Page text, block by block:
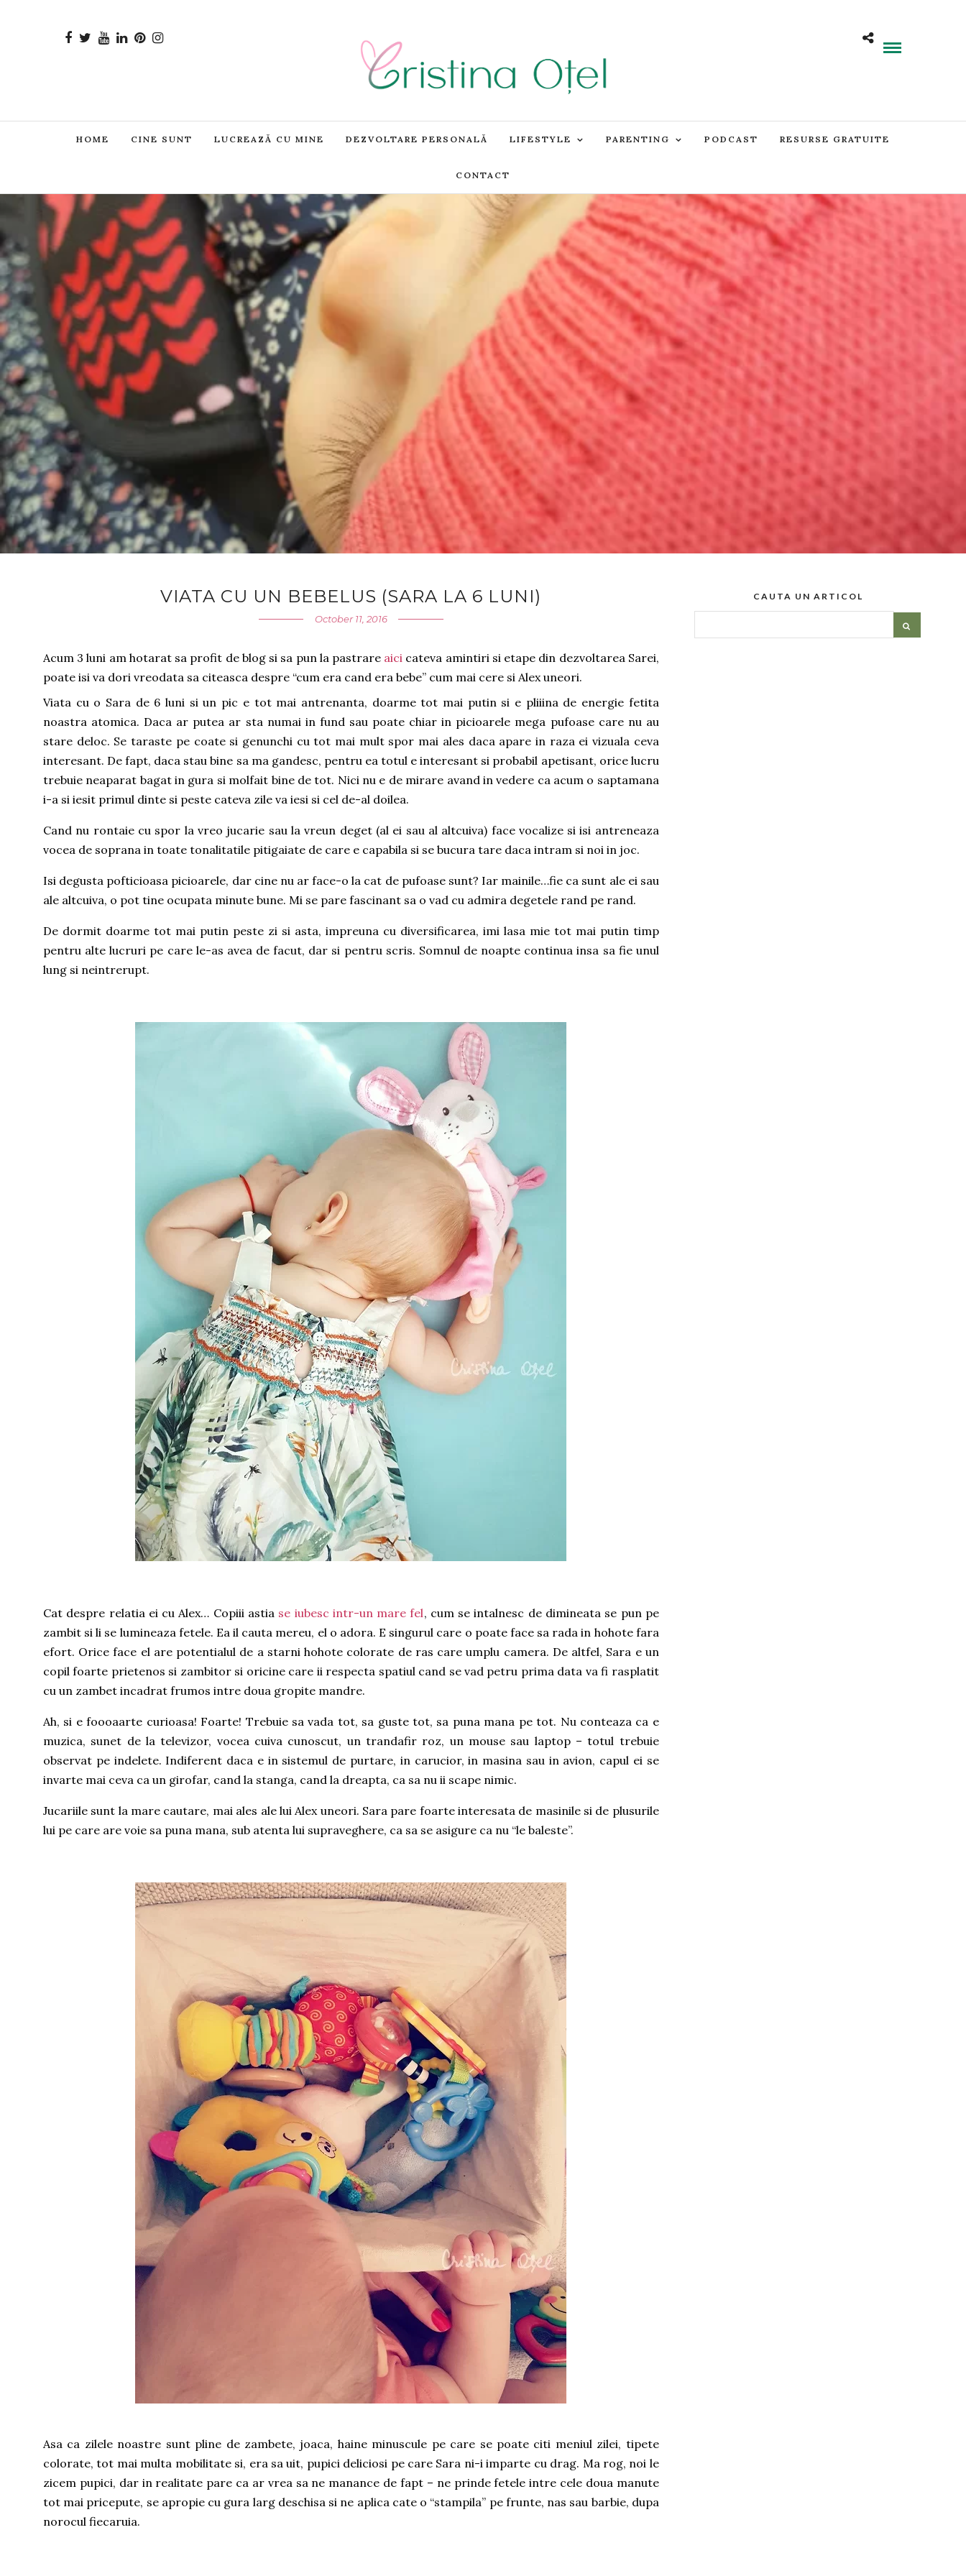
HOME CINE SUNT LUCREAZĂ CU MINE DEZVOLTARE PERSONALĂ LIFESTYLE PARENTING PODCAST RESURSE GRATUITE
CONTACT
VIATA CU UN BEBELUS (SARA LA 6 LUNI)
October 11, 2016
Acum 3 luni am hotarat sa profit de blog si sa pun la pastrare aici cateva amintiri si etape din dezvoltarea Sarei,
poate isi va dori vreodata sa citeasca despre “cum era cand era bebe” cum mai cere si Alex uneori.
Viata cu o Sara de 6 luni si un pic e tot mai antrenanta, doarme tot mai putin si e pliiina de energie fetita
noastra atomica. Daca ar putea ar sta numai in fund sau poate chiar in picioarele mega pufoase care nu au
stare deloc. Se taraste pe coate si genunchi cu tot mai mult spor mai ales daca apare in raza ei vizuala ceva
interesant. De fapt, daca stau bine sa ma gandesc, pentru ea totul e interesant si probabil apetisant, orice lucru
trebuie neaparat bagat in gura si molfait bine de tot. Nici nu e de mirare avand in vedere ca acum o saptamana
i-a si iesit primul dinte si peste cateva zile va iesi si cel de-al doilea.
Cand nu rontaie cu spor la vreo jucarie sau la vreun deget (al ei sau al altcuiva) face vocalize si isi antreneaza
vocea de soprana in toate tonalitatile pitigaiate de care e capabila si se bucura tare daca intram si noi in joc.
Isi degusta pofticioasa picioarele, dar cine nu ar face-o la cat de pufoase sunt? Iar mainile…fie ca sunt ale ei sau
ale altcuiva, o pot tine ocupata minute bune. Mi se pare fascinant sa o vad cu admira degetele rand pe rand.
De dormit doarme tot mai putin peste zi si asta, impreuna cu diversificarea, imi lasa mie tot mai putin timp
pentru alte lucruri pe care le-as avea de facut, dar si pentru scris. Somnul de noapte continua insa sa fie unul
lung si neintrerupt.
Cat despre relatia ei cu Alex… Copiii astia se iubesc intr-un mare fel, cum se intalnesc de dimineata se pun pe
zambit si li se lumineaza fetele. Ea il cauta mereu, el o adora. E singurul care o poate face sa rada in hohote fara
efort. Orice face el are potentialul de a starni hohote colorate de ras care umplu camera. De altfel, Sara e un
copil foarte prietenos si zambitor si oricine care ii respecta spatiul cand se vad petru prima data va fi rasplatit
cu un zambet incadrat frumos intre doua gropite mandre.
Ah, si e foooaarte curioasa! Foarte! Trebuie sa vada tot, sa guste tot, sa puna mana pe tot. Nu conteaza ca e
muzica, sunet de la televizor, vocea cuiva cunoscut, un trandafir roz, un mouse sau laptop – totul trebuie
observat pe indelete. Indiferent daca e in sistemul de purtare, in carucior, in masina sau in avion, capul ei se
invarte mai ceva ca un girofar, cand la stanga, cand la dreapta, ca sa nu ii scape nimic.
Jucariile sunt la mare cautare, mai ales ale lui Alex uneori. Sara pare foarte interesata de masinile si de plusurile
lui pe care are voie sa puna mana, sub atenta lui supraveghere, ca sa se asigure ca nu “le baleste”.
Asa ca zilele noastre sunt pline de zambete, joaca, haine minuscule pe care se poate citi meniul zilei, tipete
colorate, tot mai multa mobilitate si, era sa uit, pupici deliciosi pe care Sara ni-i imparte cu drag. Ma rog, noi le
zicem pupici, dar in realitate pare ca ar vrea sa ne manance de fapt – ne prinde fetele intre cele doua manute
tot mai pricepute, se apropie cu gura larg deschisa si ne aplica cate o “stampila” pe frunte, nas sau barbie, dupa
norocul fiecaruia.
CAUTA UN ARTICOL